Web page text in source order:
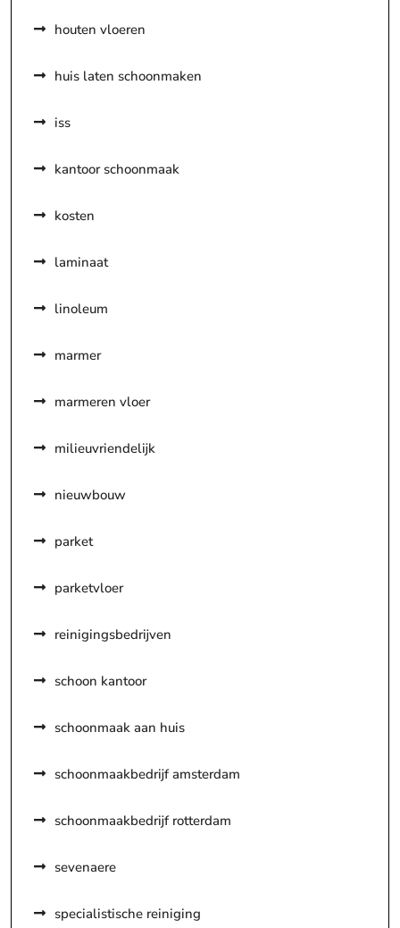
houten vloeren
huis laten schoonmaken
iss
kantoor schoonmaak
kosten
laminaat
linoleum
marmer
marmeren vloer
milieuvriendelijk
nieuwbouw
parket
parketvloer
reinigingsbedrijven
schoon kantoor
schoonmaak aan huis
schoonmaakbedrijf amsterdam
schoonmaakbedrijf rotterdam
sevenaere
specialistische reiniging